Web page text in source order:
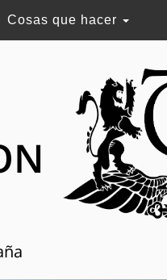
Cosas que hacer